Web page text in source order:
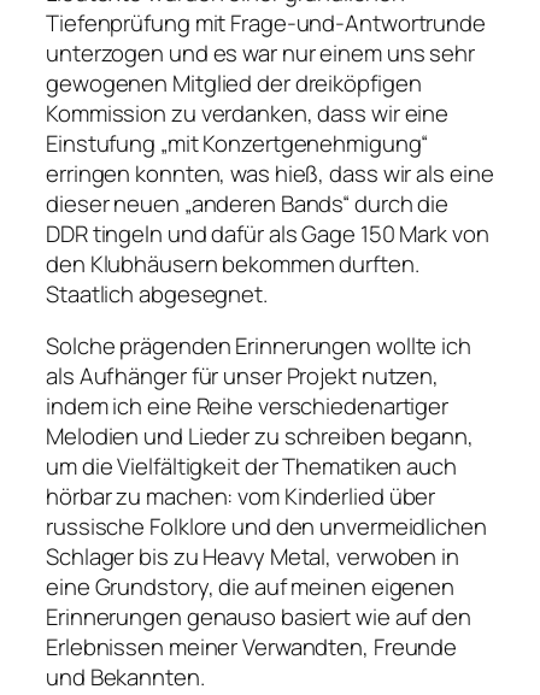
Tiefenprüfung mit Frage-und-Antwortrunde
unterzogen und es war nur einem uns sehr
gewogenen Mitglied der dreiköpfigen
Kommission zu verdanken, dass wir eine
Einstufung „mit Konzertgenehmigung“
erringen konnten, was hieß, dass wir als eine
dieser neuen „anderen Bands“ durch die
DDR tingeln und dafür als Gage 150 Mark von
den Klubhäusern bekommen durften.
Staatlich abgesegnet.
Solche prägenden Erinnerungen wollte ich
als Aufhänger für unser Projekt nutzen,
indem ich eine Reihe verschiedenartiger
Melodien und Lieder zu schreiben begann,
um die Vielfältigkeit der Thematiken auch
hörbar zu machen: vom Kinderlied über
russische Folklore und den unvermeidlichen
Schlager bis zu Heavy Metal, verwoben in
eine Grundstory, die auf meinen eigenen
Erinnerungen genauso basiert wie auf den
Erlebnissen meiner Verwandten, Freunde
und Bekannten.